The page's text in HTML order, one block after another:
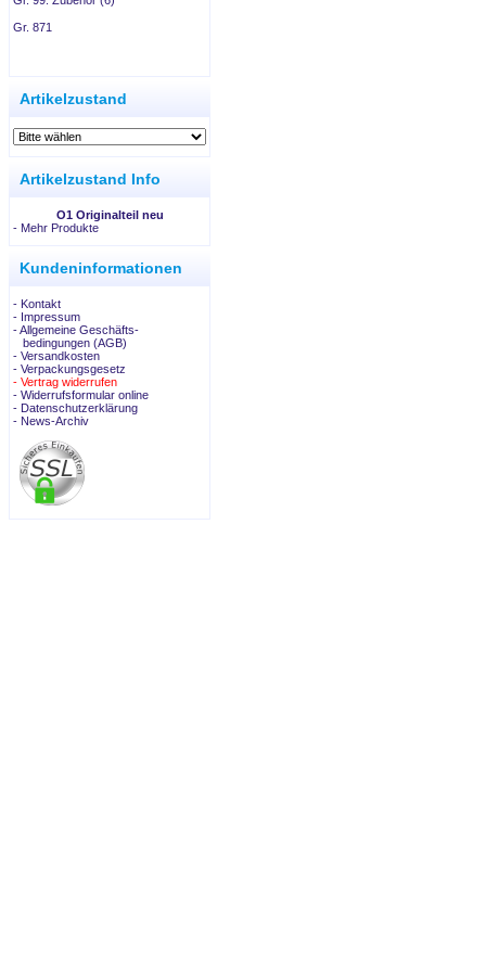
Gr. 871
Artikelzustand
Artikelzustand Info
O1 Originalteil neu
- Mehr Produkte
Kundeninformationen
- Kontakt
- Impressum
- Allgemeine Geschäfts-
bedingungen (AGB)
- Versandkosten
- Verpackungsgesetz
- Vertrag widerrufen
- Widerrufsformular online
- Datenschutzerklärung
- News-Archiv